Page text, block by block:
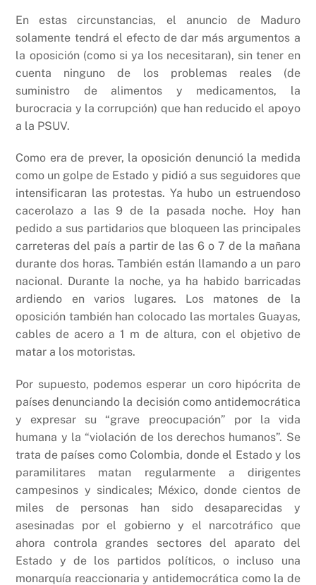
En estas circunstancias, el anuncio de Maduro
solamente tendrá el efecto de dar más argumentos a
la oposición (como si ya los necesitaran), sin tener en
cuenta ninguno de los problemas reales (de
suministro de alimentos y medicamentos, la
burocracia y la corrupción) que han reducido el apoyo
a la PSUV.
Como era de prever, la oposición denunció la medida
como un golpe de Estado y pidió a sus seguidores que
intensificaran las protestas. Ya hubo un estruendoso
cacerolazo a las 9 de la pasada noche. Hoy han
pedido a sus partidarios que bloqueen las principales
carreteras del país a partir de las 6 o 7 de la mañana
durante dos horas. También están llamando a un paro
nacional. Durante la noche, ya ha habido barricadas
ardiendo en varios lugares. Los matones de la
oposición también han colocado las mortales Guayas,
cables de acero a 1 m de altura, con el objetivo de
matar a los motoristas.
Por supuesto, podemos esperar un coro hipócrita de
países denunciando la decisión como antidemocrática
y expresar su “grave preocupación” por la vida
humana y la “violación de los derechos humanos”. Se
trata de países como Colombia, donde el Estado y los
paramilitares matan regularmente a dirigentes
campesinos y sindicales; México, donde cientos de
miles de personas han sido desaparecidas y
asesinadas por el gobierno y el narcotráfico que
ahora controla grandes sectores del aparato del
Estado y de los partidos políticos, o incluso una
monarquía reaccionaria y antidemocrática como la de